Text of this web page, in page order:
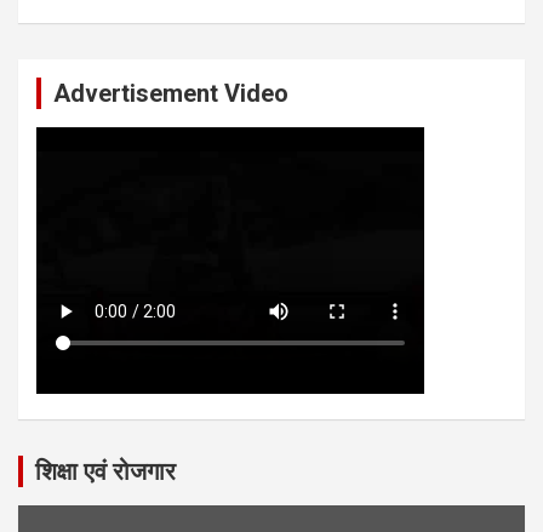
Advertisement Video
शिक्षा एवं रोजगार